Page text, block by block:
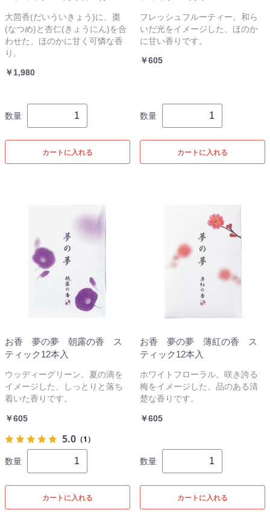
大茴香(だいういきょう)に、棗
(なつめ)と杏仁(きょうにん)を合
わせた、ほのかに甘く可憐な香
り。
￥1,980
数量
カートに入れる
フレッシュフルーティー。和ら
いだ光をイメージした、ほのか
に甘い香りです。
￥605
数量
カートに入れる
お香 夢の夢 朝露の香 ス
ティック12本入
ウッディーグリーン。夏の滴を
イメージした、しっとりと落ち
着いた香りです。
￥605
5.0 （1）
数量
カートに入れる
お香 夢の夢 薄紅の香 ス
ティック12本入
ホワイトフローラル。咲き誇る
梅をイメージした、品のある清
楚な香りです。
￥605
数量
カートに入れる